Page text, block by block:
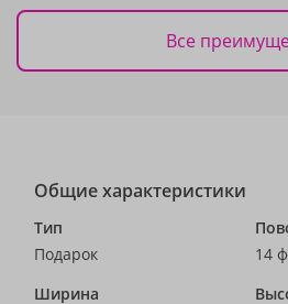
Все
Общие характеристики
Тип
Подарок
14
Ширина